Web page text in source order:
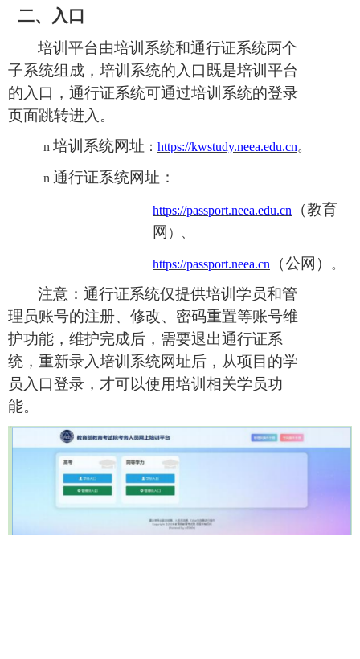
二、 入口
培训平台由培训系统和通行证系统两个
子系统组成，培训系统的入口既是培训平台
的入口，通行证系统可通过培训系统的登录
页面跳转进入。
n 培训系统网址 ： https://kwstudy.neea.edu.cn。
n 通行证系统网址：
https://passport.neea.edu.cn
（教育
网 ）、
https://passport.neea.cn （公网） 。
注意：通行证系统仅提供培训学员和管
理员账号的注册、修改、密码重置等账号维
护功能，维护完成后，需要退出通行证系
统，重新录入培训系统网址后，从项目的学
员入口登录，才可以使用培训相关学员功
能。